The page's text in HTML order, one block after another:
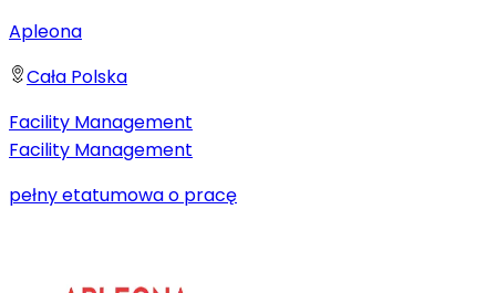
Apleona
Cała Polska
Facility Management
Facility Management
pełny etatumowa o pracę